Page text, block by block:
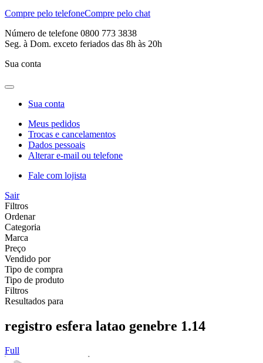
Compre pelo telefoneCompre pelo chat
Número de telefone 0800 773 3838
Seg. à Dom. exceto feriados das 8h às 20h
Sua conta
Sua conta
Meus pedidos
Trocas e cancelamentos
Dados pessoais
Alterar e-mail ou telefone
Fale com lojista
Sair
Filtros
Ordenar
Categoria
Marca
Preço
Vendido por
Tipo de compra
Tipo de produto
Filtros
Resultados para
registro esfera latao genebre 1.14
Full